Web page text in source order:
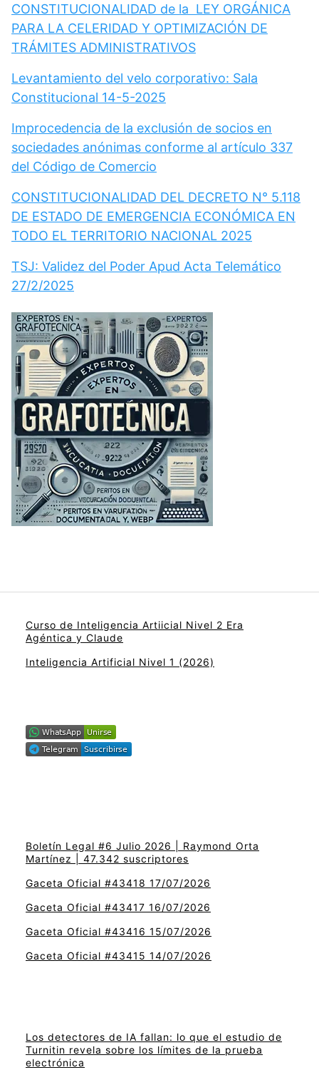
CONSTITUCIONALIDAD de la LEY ORGÁNICA
PARA LA CELERIDAD Y OPTIMIZACIÓN DE
TRÁMITES ADMINISTRATIVOS
Levantamiento del velo corporativo: Sala
Constitucional 14-5-2025
Improcedencia de la exclusión de socios en
sociedades anónimas conforme al artículo 337
del Código de Comercio
CONSTITUCIONALIDAD DEL DECRETO N° 5.118
DE ESTADO DE EMERGENCIA ECONÓMICA EN
TODO EL TERRITORIO NACIONAL 2025
TSJ: Validez del Poder Apud Acta Telemático
27/2/2025
Curso de Inteligencia Artiicial Nivel 2 Era
Agéntica y Claude
Inteligencia Artificial Nivel 1 (2026)
Boletín Legal #6 Julio 2026 | Raymond Orta
Martínez | 47.342 suscriptores
Gaceta Oficial #43418 17/07/2026
Gaceta Oficial #43417 16/07/2026
Gaceta Oficial #43416 15/07/2026
Gaceta Oficial #43415 14/07/2026
Los detectores de IA fallan: lo que el estudio de
Turnitin revela sobre los límites de la prueba
electrónica